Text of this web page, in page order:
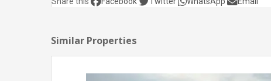
Similar Properties